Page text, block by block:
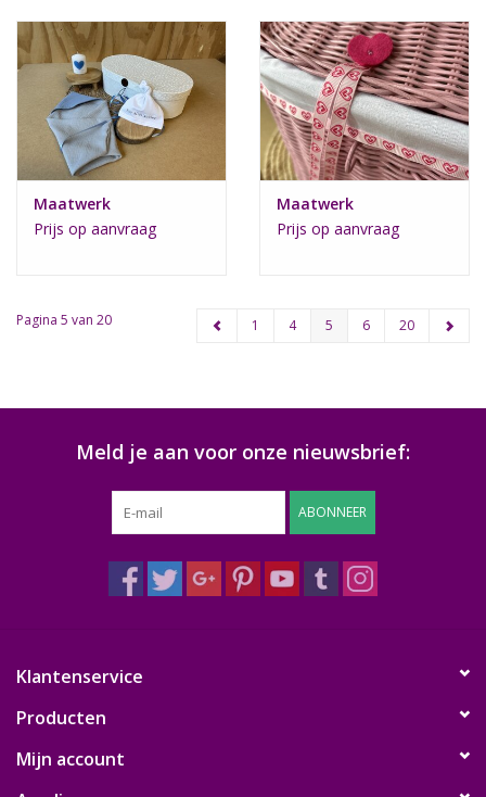
Maatwerk
Prijs op aanvraag
Maatwerk
Prijs op aanvraag
Pagina 5 van 20 1 4 5 6 20
Meld je aan voor onze nieuwsbrief:
ABONNEER
Klantenservice
Producten
Mijn account